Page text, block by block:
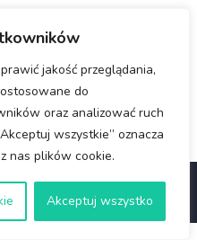
jakość przeglądania,
do
oraz analizować ruch
wszystkie” oznacza
nas plików cookie.
Akceptuj wszystko